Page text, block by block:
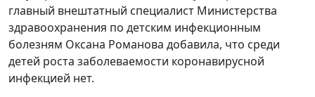
главный внештатный специалист Министерства
здравоохранения по детским инфекционным
болезням Оксана Романова добавила, что среди
детей роста заболеваемости коронавирусной
инфекцией нет.